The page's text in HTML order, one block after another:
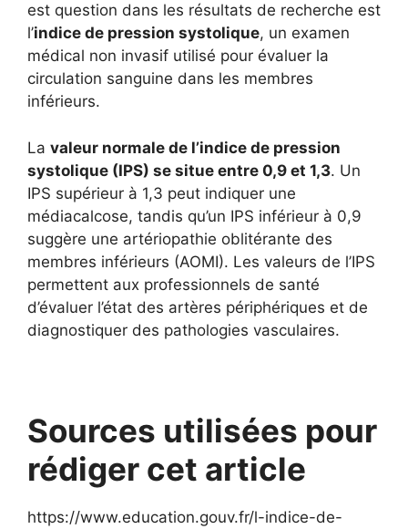
est question dans les résultats de recherche est
l’indice de pression systolique, un examen
médical non invasif utilisé pour évaluer la
circulation sanguine dans les membres
inférieurs.
La valeur normale de l’indice de pression
systolique (IPS) se situe entre 0,9 et 1,3. Un
IPS supérieur à 1,3 peut indiquer une
médiacalcose, tandis qu’un IPS inférieur à 0,9
suggère une artériopathie oblitérante des
membres inférieurs (AOMI). Les valeurs de l’IPS
permettent aux professionnels de santé
d’évaluer l’état des artères périphériques et de
diagnostiquer des pathologies vasculaires.
Sources utilisées pour
rédiger cet article
https://www.education.gouv.fr/l-indice-de-